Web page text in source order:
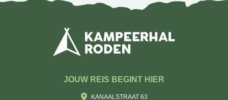
JOUW REIS BEGINT HIER
KANAALSTRAAT 63